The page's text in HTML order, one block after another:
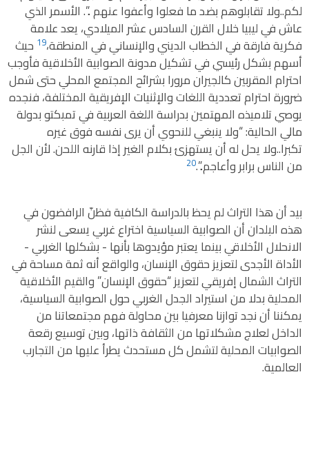
لكم..ولا تقابلوهم بضد ما فعلوا وأعفوا عنهم ..”. الأسمر الذي
عاش في ليبيا خلال القرن السادس عشر الميلادي، يعد علامة
فكرية فارقة في الخطاب الديني والإنساني في المنطقة،19 حيث
أسهم بشكل رئيسي في تشكيل مدونة الصوابية الأخلاقية فأوجب
احترام المقربين كالجيران مرورا بشرائح المجتمع المحلي حتى شمل
ضرورة احترام تعددية اللغات والإثنيات الإفريقية المختلفة، فنجده
يوصي تلاميذه المهتمين بدراسة اللغة العربية في تمبكتو بدولة
مالي الحالية: “ولا ينبغي للنحوي أن يرى نفسه فوق غيره
تكبرا..ولا يحل له أن يستهزئ بكلام الغير إذا قارنه اللحن. لأن الجل
من الناس برابر وأعاجم..”.20
بيد أن هذا التراث لم يحظ بالدراسة الكافية فظنّ الرافضون في
هذه البلدان أن الصوابية السياسية اختراع غربي يسعى لنشر
الأداة الأجدى لتعزيز حقوق الإنسان، والواقع أنه ثمة مساحة في
التراث الشمال إفريقي لتعزيز “حقوق الإنسان” والقيم الأخلاقية
المحلية بدلا من استيراد الجدل الغربي حول الصوابية السياسية،
يمكننا أن نجد توازنا معرفيا بين محاولة فهم مجتمعاتنا من
الداخل لعلاج مشكلاتها من الثقافة ذاتها، وبين توسيع رقعة
الصوابيات المحلية لتشمل كل مستحدث يطرأ عليها من التجارب
العالمية.